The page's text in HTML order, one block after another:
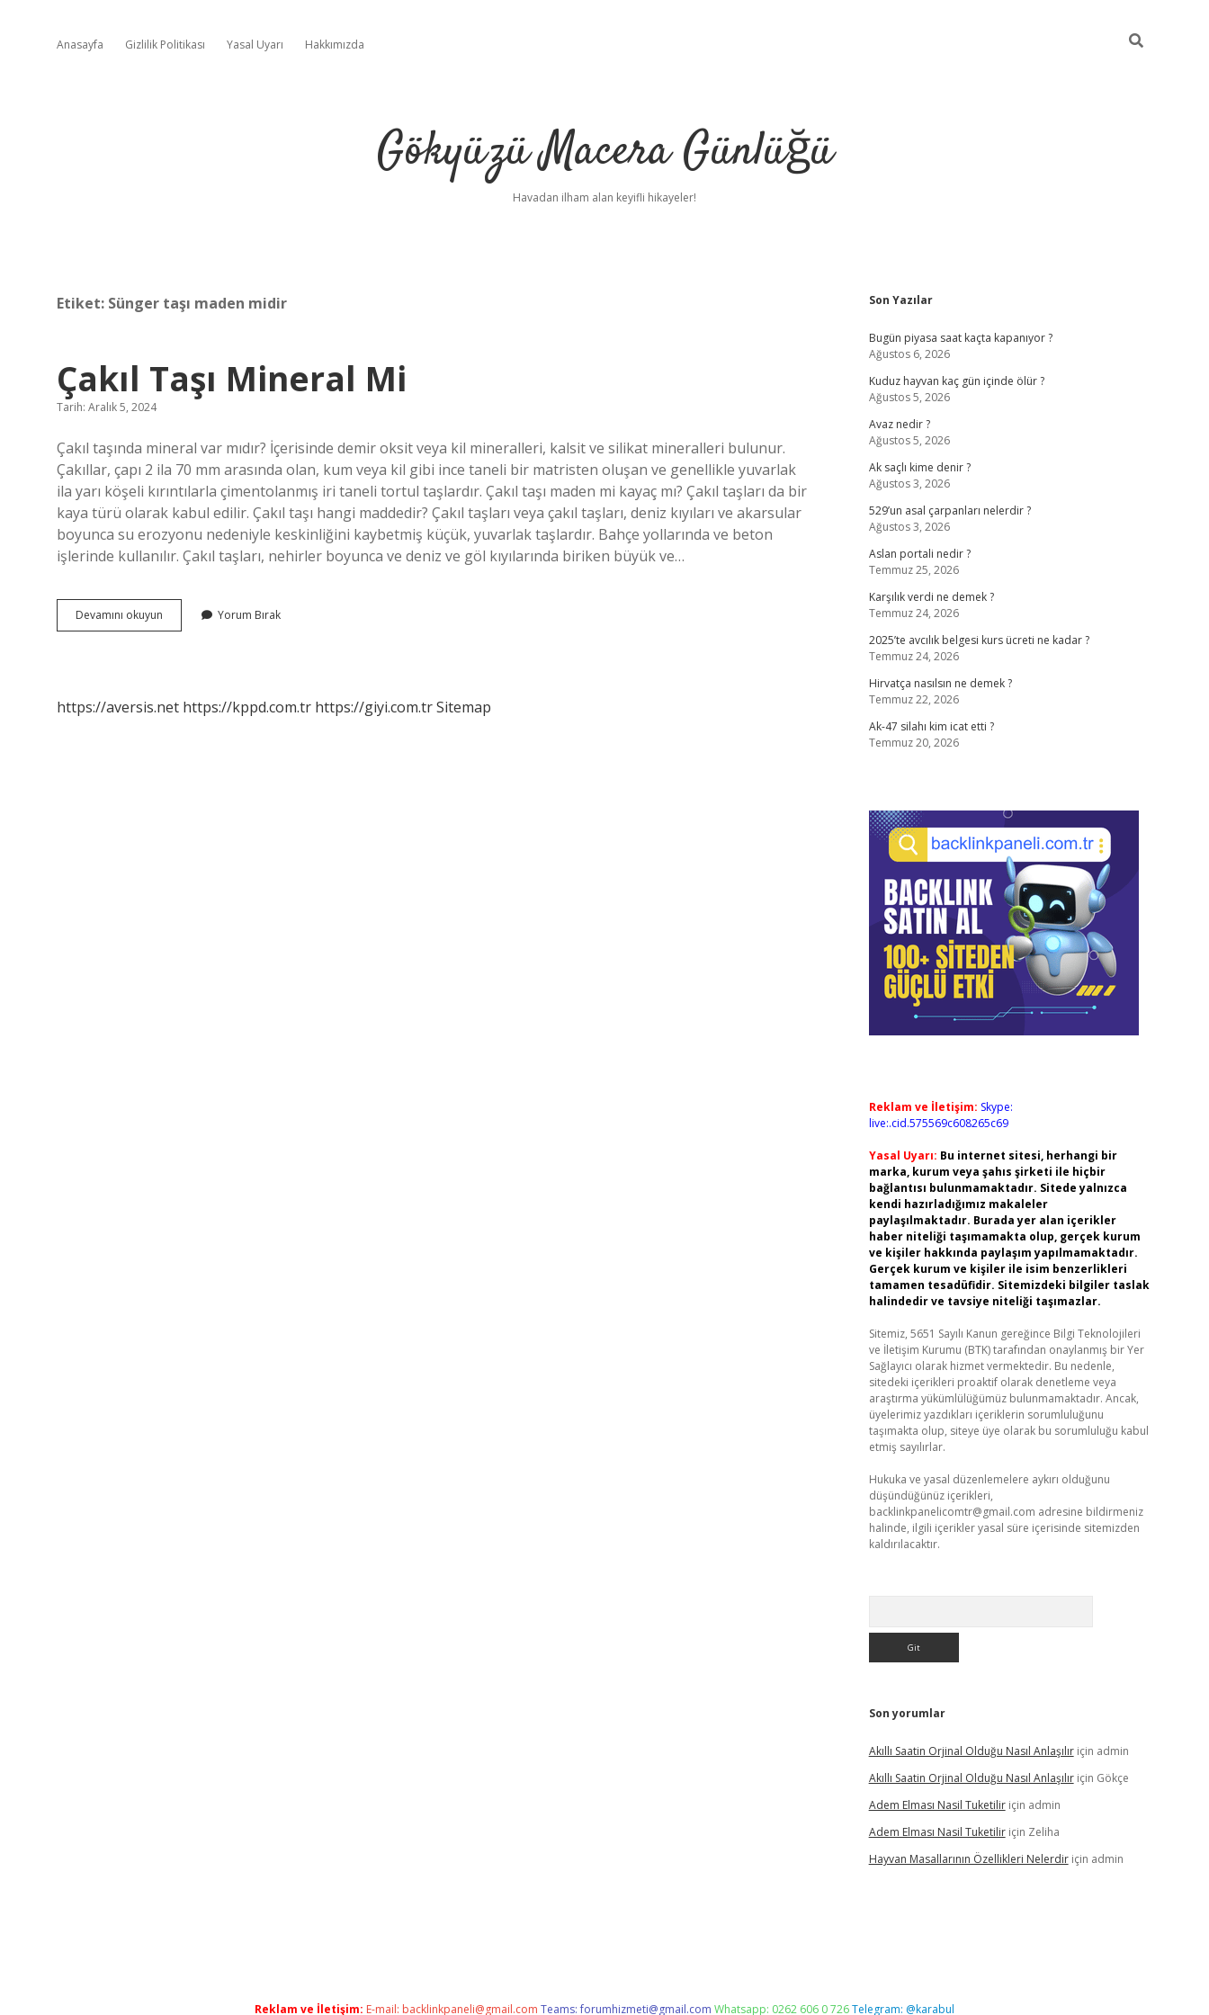
Anasayfa Gizlilik Politikası Yasal Uyarı Hakkımızda
Gökyüzü Macera Günlüğü
Havadan ilham alan keyifli hikayeler!
Etiket: Sünger taşı maden midir
Çakıl Taşı Mineral Mi
Tarih: Aralık 5, 2024
Çakıl taşında mineral var mıdır? İçerisinde demir oksit veya kil mineralleri, kalsit ve silikat mineralleri bulunur.
Çakıllar, çapı 2 ila 70 mm arasında olan, kum veya kil gibi ince taneli bir matristen oluşan ve genellikle yuvarlak
ila yarı köşeli kırıntılarla çimentolanmış iri taneli tortul taşlardır. Çakıl taşı maden mi kayaç mı? Çakıl taşları da bir
kaya türü olarak kabul edilir. Çakıl taşı hangi maddedir? Çakıl taşları veya çakıl taşları, deniz kıyıları ve akarsular
boyunca su erozyonu nedeniyle keskinliğini kaybetmiş küçük, yuvarlak taşlardır. Bahçe yollarında ve beton
işlerinde kullanılır. Çakıl taşları, nehirler boyunca ve deniz ve göl kıyılarında biriken büyük ve…
Devamını okuyun
Taşı
Yorum Bırak
https://aversis.net https://kppd.com.tr https://giyi.com.trSitemap
Sidebar
Son Yazılar
Bugün piyasa saat kaçta kapanıyor ?
Ağustos 6, 2026
Kuduz hayvan kaç gün içinde ölür ?
Ağustos 5, 2026
Avaz nedir ?
Ağustos 5, 2026
Ak saçlı kime denir ?
Ağustos 3, 2026
529’un asal çarpanları nelerdir ?
Ağustos 3, 2026
Aslan portali nedir ?
Temmuz 25, 2026
Karşılık verdi ne demek ?
Temmuz 24, 2026
2025’te avcılık belgesi kurs ücreti ne kadar ?
Temmuz 24, 2026
Hirvatça nasılsın ne demek ?
Temmuz 22, 2026
Ak-47 silahı kim icat etti ?
Temmuz 20, 2026
Reklam ve İletişim: Skype:
live:.cid.575569c608265c69
Yasal Uyarı: Bu internet sitesi, herhangi bir
marka, kurum veya şahıs şirketi ile hiçbir
bağlantısı bulunmamaktadır. Sitede yalnızca
kendi hazırladığımız makaleler
paylaşılmaktadır. Burada yer alan içerikler
haber niteliği taşımamakta olup, gerçek kurum
ve kişiler hakkında paylaşım yapılmamaktadır.
Gerçek kurum ve kişiler ile isim benzerlikleri
tamamen tesadüfidir. Sitemizdeki bilgiler taslak
halindedir ve tavsiye niteliği taşımazlar.
Sitemiz, 5651 Sayılı Kanun gereğince Bilgi Teknolojileri
ve İletişim Kurumu (BTK) tarafından onaylanmış bir Yer
Sağlayıcı olarak hizmet vermektedir. Bu nedenle,
sitedeki içerikleri proaktif olarak denetleme veya
araştırma yükümlülüğümüz bulunmamaktadır. Ancak,
üyelerimiz yazdıkları içeriklerin sorumluluğunu
taşımakta olup, siteye üye olarak bu sorumluluğu kabul
etmiş sayılırlar.
Hukuka ve yasal düzenlemelere aykırı olduğunu
düşündüğünüz içerikleri,
backlinkpanelicomtr@gmail.com adresine bildirmeniz
halinde, ilgili içerikler yasal süre içerisinde sitemizden
kaldırılacaktır.
Son yorumlar
Akıllı Saatin Orjinal Olduğu Nasıl Anlaşılıriçin admin
Akıllı Saatin Orjinal Olduğu Nasıl Anlaşılıriçin Gökçe
Adem Elması Nasil Tuketiliriçin admin
Adem Elması Nasil Tuketiliriçin Zeliha
Hayvan Masallarının Özellikleri Nelerdiriçin admin
Reklam ve İletişim: E-mail: backlinkpaneli@gmail.com Teams:forumhizmeti@gmail.com Whatsapp: 0262 606 0 726Telegram: @karabul